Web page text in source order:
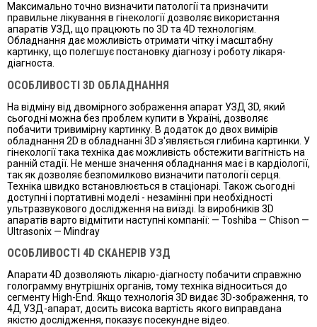
Максимально точно визначити патології та призначити
правильне лікування в гінекології дозволяє використання
апаратів УЗД, що працюють по 3D та 4D технологіям.
Обладнання дає можливість отримати чітку і масштабну
картинку, що полегшує постановку діагнозу і роботу лікаря-
діагноста.
ОСОБЛИВОСТІ 3D ОБЛАДНАННЯ
На відміну від двомірного зображення апарат УЗД 3D, який
сьогодні можна без проблем купити в Україні, дозволяє
побачити тривимірну картинку. В додаток до двох вимірів
обладнання 2D в обладнанні 3D з'являється глибина картинки. У
гінекології така техніка дає можливість обстежити вагітність на
ранній стадії. Не менше значення обладнання має і в кардіології,
так як дозволяє безпомилково визначити патології серця.
Техніка швидко встановлюється в стаціонарі. Також сьогодні
доступні і портативні моделі - незамінні при необхідності
ультразвукового дослідження на виїзді. Із виробників 3D
апаратів варто відмітити наступні компанії: — Toshiba — Chison —
Ultrasonix — Mindray
ОСОБЛИВОСТІ 4D СКАНЕРІВ УЗД
Апарати 4D дозволяють лікарю-діагносту побачити справжню
голограмму внутрішніх органів, тому техніка відноситься до
сегменту High-End. Якщо технологія 3D видає 3D-зображення, то
4Д УЗД-апарат, досить висока вартість якого виправдана
якістю дослідження, показує посекундне відео.